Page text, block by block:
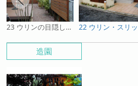
造園
23 ウリンの目隠しフェンス